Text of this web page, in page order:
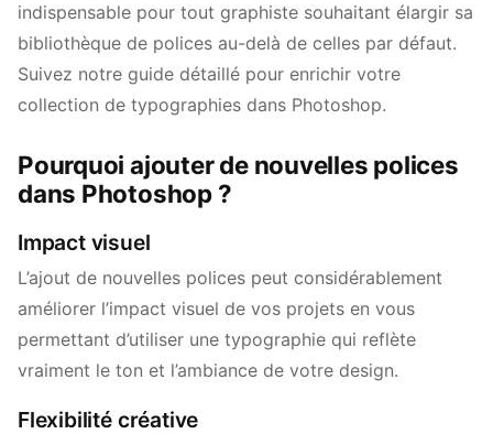
indispensable pour tout graphiste souhaitant élargir sa
bibliothèque de polices au-delà de celles par défaut.
Suivez notre guide détaillé pour enrichir votre
collection de typographies dans Photoshop.
Pourquoi ajouter de nouvelles polices
dans Photoshop ?
Impact visuel
L’ajout de nouvelles polices peut considérablement
améliorer l’impact visuel de vos projets en vous
permettant d’utiliser une typographie qui reflète
vraiment le ton et l’ambiance de votre design.
Flexibilité créative